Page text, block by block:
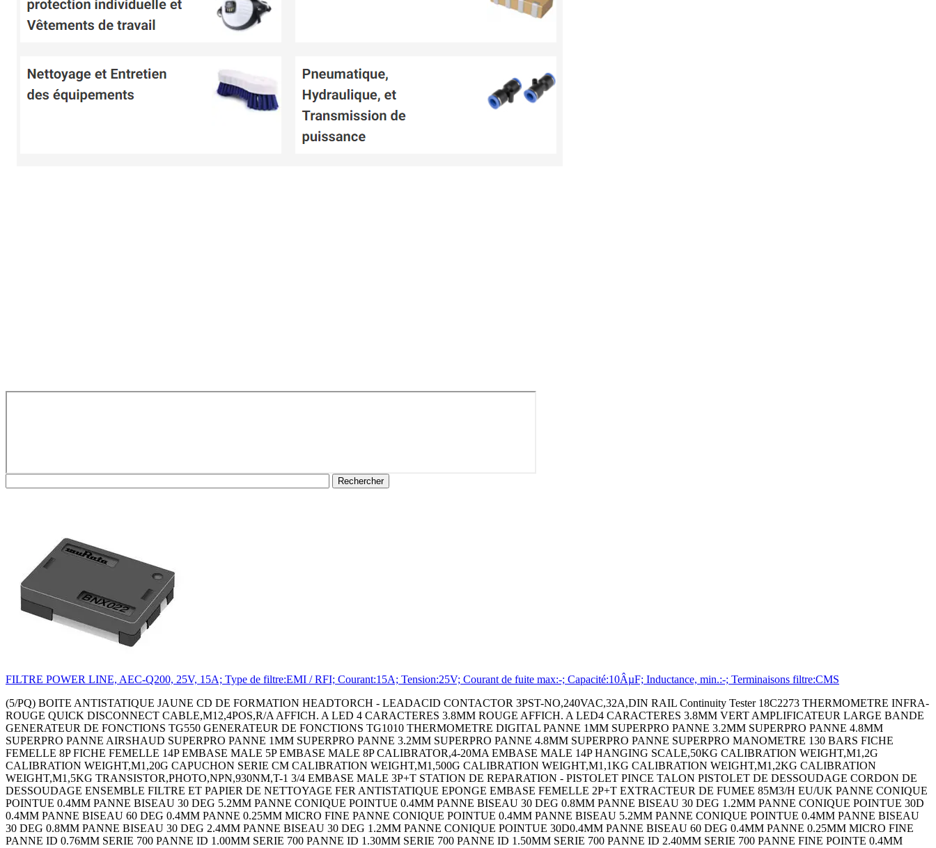
FILTRE POWER LINE, AEC-Q200, 25V, 15A; Type de filtre:EMI / RFI; Courant:15A; Tension:25V; Courant de fuite max:-; Capacité:10ÂµF; Inductance, min.:-; Terminaisons filtre:CMS
(5/PQ) BOITE ANTISTATIQUE JAUNE CD DE FORMATION HEADTORCH - LEADACID CONTACTOR 3PST-NO,240VAC,32A,DIN RAIL Continuity Tester 18C2273 THERMOMETRE INFRA-ROUGE QUICK DISCONNECT CABLE,M12,4POS,R/A AFFICH. A LED 4 CARACTERES 3.8MM ROUGE AFFICH. A LED4 CARACTERES 3.8MM VERT AMPLIFICATEUR LARGE BANDE GENERATEUR DE FONCTIONS TG550 GENERATEUR DE FONCTIONS TG1010 THERMOMETRE DIGITAL PANNE 1MM SUPERPRO PANNE 3.2MM SUPERPRO PANNE 4.8MM SUPERPRO PANNE AIRSHAUD SUPERPRO PANNE 1MM SUPERPRO PANNE 3.2MM SUPERPRO PANNE 4.8MM SUPERPRO PANNE SUPERPRO MANOMETRE 130 BARS FICHE FEMELLE 8P FICHE FEMELLE 14P EMBASE MALE 5P EMBASE MALE 8P CALIBRATOR,4-20MA EMBASE MALE 14P HANGING SCALE,50KG CALIBRATION WEIGHT,M1,2G CALIBRATION WEIGHT,M1,20G CAPUCHON SERIE CM CALIBRATION WEIGHT,M1,500G CALIBRATION WEIGHT,M1,1KG CALIBRATION WEIGHT,M1,2KG CALIBRATION WEIGHT,M1,5KG TRANSISTOR,PHOTO,NPN,930NM,T-1 3/4 EMBASE MALE 3P+T STATION DE REPARATION - PISTOLET PINCE TALON PISTOLET DE DESSOUDAGE CORDON DE DESSOUDAGE ENSEMBLE FILTRE ET PAPIER DE NETTOYAGE FER ANTISTATIQUE EPONGE EMBASE FEMELLE 2P+T EXTRACTEUR DE FUMEE 85M3/H EU/UK PANNE CONIQUE POINTUE 0.4MM PANNE BISEAU 30 DEG 5.2MM PANNE CONIQUE POINTUE 0.4MM PANNE BISEAU 30 DEG 0.8MM PANNE BISEAU 30 DEG 1.2MM PANNE CONIQUE POINTUE 30D 0.4MM PANNE BISEAU 60 DEG 0.4MM PANNE 0.25MM MICRO FINE PANNE CONIQUE POINTUE 0.4MM PANNE BISEAU 5.2MM PANNE CONIQUE POINTUE 0.4MM PANNE BISEAU 30 DEG 0.8MM PANNE BISEAU 30 DEG 2.4MM PANNE BISEAU 30 DEG 1.2MM PANNE CONIQUE POINTUE 30D0.4MM PANNE BISEAU 60 DEG 0.4MM PANNE 0.25MM MICRO FINE PANNE ID 0.76MM SERIE 700 PANNE ID 1.00MM SERIE 700 PANNE ID 1.30MM SERIE 700 PANNE ID 1.50MM SERIE 700 PANNE ID 2.40MM SERIE 700 PANNE FINE POINTE 0.4MM PANNE LAME 6.4MM PANNE LAME 15.8MM PANNE LAME 20.6MM PANNE LAME TSOP 10.2MM PANNE LAME 28MM PANNE COURBEE POINTE 1.3MM PANNE MULTI LEAD HOOF PANNE MINI HOOF PANNE LAME 15.7MM PANNE MULTI LEAD KNIFE PANNE MULTI LEAD HOOF PANNE MINI HOOF PANNE CHIP 0805 600 SERIES PANNE CHIP 1206/1210 PANNE CHIP 1808 1812 PANNE SOT 23 600 SERIES PANNE SOIC 8 600 SERIES PANNE SOIC 14 16 PANNE TSOP 600 SERIES PANNE 402 0603 600 SERIES PANNE QFP 100 700 SERIES PANNE CONIQUE POINTUE 0.8MM PANNE BISEAU 30DEG 0.8MM PANNE CONIQUE POINTUE 0.4MM PANNE BISEAU 30DEG 2.4MM PANNE BISEAU 30DEG 1.6MM PANNE BISEAU 30DEG 1.5MM PANNE MINI HOOF 700 SERIES PANNE CONIQUE BISEAU 0.8MM PANNE CONIQUE POINTUE 0.4MM PANNE POINTUE 30DEG 0.4MM PANNE CONIQUE POINTUE 0.8MM PANNE BISEAU 30DEG 0.8MM PANNE CONIQUE POINTUE 0.4MM PANNE BISEAU 30DEG 2.4MM PANNE BISEAU 30DEG 1.6MM PANNE BISEAU 30DEG 1.5MM PANNE MINI HOOF 700 SERIES PANNE CONIQUE BISEAU 0.8MM PANNE CONIQUE POINTUE 0.4MM PANNE POINTUE 30DEG 0.4MM PRE FILTRE POUR SYSTEME BVX (5PQ) FILTRE PRINCIPALE POUR SYSTEME BVX BRAS ANTISTATIQUE- 600MM ENCLOSURE,HAND HELD,PLASTIC,BLACK ENCLOSURE,HAND HELD,PLASTIC,BLACK COFFRET HH 100 FT PP3 NOIR COFFRET HH 100 LCD NB CREME COFFRET HH 100 LCD 4AA CREME COFFRET HH 100 LCD PP3 CREME COFFRET HH 100 LCD NB NOIR COFFRET HH 100 LCD 4AA NOIR COFFRET HH 100 LCD PP3 NOIR COQUE DE PROTECT. BLEU POUR BOITIER 100 COQUE DE PROTECT. BLEU POUR BOITIER 100 COQUE DE PROTECT. ORANGE POUR BOITIER100 COQUE DE PROTECT. JAUNE POUR BOITIER 100 COQUE DE PROTECT. ROUGE POUR BOITIER 100 COQUE DE PROTECT. NOIRE POUR BOITIER 100 COFFRET HH 90 NB NOIR COFFRET HH90 LCD PP3 NOIR COQUE DE PROTECT. BLEU POUR BOITIER 90 COQUE DE PROTECT. JAUNE POUR BOITIER 90 COQUE DE PROTECT. NOIRE POUR BOITIER 90 COFFRET HH55 RT NB GY COFFRET HH55 RT 2AA GY COFFRET HH55 RT 4AA GY COFFRET HH55 RT PP3 GY COFFRET HH55 RT NB NOIR COFFRET HH55 RT 2AA NOIR COFFRET HH55 RT 4AA NOIR COFFRET HH55 RT PP3 NOIR COQUE DE PROTECT. BLEU POUR BOITIER 55 COQUE DE PROTECT. ORANGE POUR BOITIER 55 COQUE DE PROTECT. JAUNE POUR BOITIER 55 COQUE DE PROTECT. ROUGE POUR BOITIER 55 COQUE DE PROTECT. NOIRE POUR BOITIER 55 COFFRET HH40 RT NB CREME COFFRET HH40 RT PP3 CREME COFFRET HH40 RT NB NOIR COFFRET HH40 RT PP3 NOIR COFFRET HH40 FT PP3 CREME COFFRET HH40 FT NB NOIR COFFRET HH40 FT PP3 NOIR COQUE DE PROTECT. BLEU POUR BOITIER 40 COQUE DE PROTECT. BLEU POUR BOITIER 40 COQUE DE PROTECT. ORANGE POUR BOITIER 40 COQUE DE PROTECT. JAUNE POUR BOITIER 40 COQUE DE PROTECT. ROUGE POUR BOITIER 40 COQUE DE PROTECT. NOIRE POUR BOITIER 40 CEINTURE A CLIP NOIR CEINTURE A CLIP CREME PANNEAU DÂ´EXTENSION 100 NOIR SWITCH,SLIDE,SPDT,100mA,THROUGH HOLE CAPACITOR PP FILM 0.22UF,400V,5%,RADIAL BOARD-BOARD CONNECTOR HEADER 20WAY,2ROW RESISTOR,WIREWOUND,0.5 OHM,1W,5% RESISTOR,WIREWOUND,100 OHM,1W,5% RESISTOR,WIREWOUND,300OHM,1W,5% RESISTOR,WIREWOUND,500 OHM,1W,5% RESISTOR,WIREWOUND,240 OHM,5W,5% RESISTOR,WIREWOUND,68 OHM,5W,5% BIPOLAR TRANSISTOR,NPN,80V TO-220 DC-DC CONV,ISO POL,1 O/P,504W,42A,12V DC-DC CONV,ISO POL,1 O/P,504W,18A,2 CRYSTAL,3.6864MHZ,16PF,SMD CRYSTAL,32.768KHZ,6PF,SMD FUSE BLOCK,CLASS CC FUSE FUSE BLOCK,CLASS CC FUSE FUSE BLOCK,10.3 X 38MM FUSE BLOCK,10.3 X 38MM CONTACT,RECEPTACLE,24-18AWG,CRIMP RESISTOR,CURRENT SENSE,50 OHM,15W,1% CAPOT DATAMATE 2MM 12 VOIES RESISTOR,CURRENT SENSE,100KOHM,25W,1% RESISTOR,CURRENT SENSE,1KOHM,30W,1% RESISTOR,CURRENT SENSE,2KOHM,30W,1% SAFETY RELAY,SPST-NO,115VAC,4A SAFETY RELAY,SPST-NO,24VDC,4A TAPE,RETRO REFLECTIVE,25MMX2.5M SENSOR REFLECTOR SENSOR REFLECTOR SENSOR CABLE ASSEMBLY SENSOR MOUNTING BRACKET SENSOR MOUNTING BRACKET PHOTOELECTRIC SENSOR PHOTOELECTRIC SENSOR,0MM TO 43MM,NPN/PNP OUTPUT PHOTOELECTRIC SENSOR PHOTOELECTRIC SENSOR PHOTOELECTRIC SENSOR PHOTOELECTRIC SENSOR CAPOT DATAMATE 2MM 16 VOIES CAPOT DATAMATE 2MM 20 VOIES CIRCUIT BREAKER,HYD-MAG,1P,125V,10A CIRCUIT BREAKER,HYD-MAG,1P,250V,2A CIRCUIT BREAKER,HYD-MAG,1P,250V,5A MOSFET MICRO SWITCH,ROLLER LEVER SPDT 10A 250V SIDE ENTRY HOOD SIZE PG21 ALUMINIUM ALLOY BULKHEAD HOUSING,SIZE 3A,PLASTIC RESISTOR,METAL FILM,49.9 OHM,400mW,1% PINCE A SERTIR RESISTOR,WIREWOUND,33 OHM,5W,5% Wirewound Resistor Wirewound Resistor Wirewound Chassis Mount Wirewound Chassis Mount DIODE MODULE,100V,40A,D-55 DIODE MODULE,100V,70A,D-55 Hook-Up Wire MOUNTING BRACKET MOUNTING BRACKET Hand Held Enclosure TERMINAL,FEMALE DISCONNECT,0.25IN BLUE Ceramic Multilayer Capacitor Capacitance CAPACITOR POLY FILM FILM 1UF,5%,63V, CIRCUIT BREAKER,THERMAL,1P,250V,15A Power Rectifier Diode STANDARD DIODE,35A,800V,DO-203AB TERMINAL BLOCK,PCB,10POS,24-12AWG CONTACT,PIN,14AWG,CRIMP TERMINAL BLOCK,DIN RAIL,2POS,26-14AWG Cable Leaded Process Compatible:Yes SHLD MULTICOND CABLE,5COND,24AWG,1000 CIRCUIT BREAKER,THERMAL MAG,2P,20A MICRO SWITCH,HINGE LEVER,SPDT 15A 250V CHIP INDUCTOR,82NH 300MA 5% 900MHZ CAPACITOR ALUM ELEC 100UF,100V,20%,AXIAL MEASURING,RULER,RULER,MEASURING,RULE CRIMPALL 8000 CRIMPER W/DIE Analog Switch IC On-Resistance,Rds(on): IC,OP-AMP,525KHZ,0.43V/ us,DIP-14 SIP SOCKET,3POS,THROUGH HOLE LED,RED,T-1 3/4 (5MM),11CD,622NM EMBASE DIN FEMELLE 3P LAMP,STACKABLE,IND,RED/GRN/AMB LENS,RECTANGULAR,WHITE CIRCULAR CONNECTOR RCPT,SIZE 14S,6POS,WALL CIRCULAR CONNECTOR PLUG SIZE 13,22POS, RESISTOR,METAL FILM,1 MOHM,3 W,5% ENCLOSURE,BOX,ALUMINIUM,GRAY ENCLOSURE,BOX,ALUMINIUM,GRAY ENCLOSURE,BOX,ALUMINIUM ENCLOSURE,BOX,ALUMINIUM,GRAY ENCLOSURE,BOX,ALUMINIUM ENCLOSURE,BOX,ALUMINIUM,GRAY ENCLOSURE,BOX,ALUMINIUM,GRAY ENCLOSURE,BOX,ALUMINIUM,GRAY CIRCULAR CONNECTOR PLUG,SIZE 22,3POS,CABLE CABLE GLAND (CLAMP) CONTACT,SOCKET,14AWG,CRIMP POWER RELAY,DPDT,110VDC,10A,PC BOARD EMBASE DIN FEMELLES 5P EMBASE DIN FEMELLE 5P TERMINAL,COMPRESSION LUG,3/8IN,CRIMP MICRO SWITCH PIN PLUNGER SPST-NO 5A 250V MICRO SWITCH PIN PLUNGER SPDT 10.1A 250V TVS Diode FICHE DIN FEMELLE 7P TERMINAL BLOCK,BARRIER,3POS,22-12AWG ZENER DIODE,5W,16V,AXIAL FICHE DIN FEMELLE 8P PIECE THERMORETRACTABLE COUDEE TUBE HAUTE TEMPERATURE KYNAR NOIR 1.2M PASSE-FIL THERMORETRACTABLE PASSE-FIL THERMORETRACTABLE 1.2M FICHE DIN FEMELLE 4P GAINE THERMO 12.7MM NOIR 6M FICHE DIN FEMELLE 5P CAPACITOR TANT,150UF,16V,RADIAL 10% CAPACITOR TANT,330UF,6.3V,RADIAL 20% DARLINGTON TRANSISTOR,PNP,-80V,TO-126 FICHE DIN FEMELLE 5P SWITCH,TOGGLE,DPDT,6A,250V SCHOTTKY RECTIFIER,30mA,5V,DO-35 ZENER DIODE,1W,110V,AXIAL STANDARD DIODE,3A,1KV,DO-15 METAL OXIDE VARISTOR,31V,80V,16MM DIS FICHE DIN FEMELLE 6P Zener Diode Bridge Rectifier TRIAC,400V,800mA,TO-92 BIPOLAR TRANSISTOR,PNP,-140V TO-3 IC,QUAD OR GATE,2I/P,DIP-14 FICHE DIN FEMELLE 8P F OITIER. SMART XL COFFRET UNIMET VERSION 2 KIT DE MONTAGE CI UNIMET COFFRET UNIDESK VERSION M200 COFFRET ALUCASE AC 090 COFFRET ALUCASE AC 092 COFFRET ALUCASE ACF 132 COFFRET ALUCASE AC 150 COFFRET ALUCASE ACF 152 BOITIER. ABS CH-4 BOITIER. ABS CH-6 BOITIER. ABS CH-8 BOITIER. ABS CH-8 BOITIER. ABS H-45 BOITIER. ABS H-65 LUBRICANT,375ML,AEROSOL CLOU M2.5X22 PQ250 DIODE,STANDARD,1A,200V,DO-41 FLASQUE DÂ´EXTREMITE GRIS 2.5MM CARTE DE REPERAGE 1-50 (X2) HORIZONTALE INDUCTIVE PROXIMITY SENSOR,3MM,12VDC TO 24VDC ISOLATEUR 3P 25A Ceramic chip capacitor,22 uF,10 VDC,c CERAMIC CHIP CAPACITOR,10 UF,6.3 VDC WIRE-BOARD CONNECTOR,MALE,3POS,1ROW SUPPORT DE CHAINE PORTE CABLE PQ2 SUPPORT DE CHAINE PORTE CABLE PQ2 RESISTOR,WIREWOUND,50 OHM,1W,5% RESISTOR,WIREWOUND,20 OHM,5W,5% Power Resistor BIPOLAR TRANSISTOR,PNP,-120V,TO-220 CONNECTOR CONNECTOR LED,RED,T-1 3/4 (5MM),5MCD,700NM CRYSTAL,10MHZ,16PF,SMD FUSE BLOCK,CLASS CC FUSE FUSE BLOCK,CLASS CC FUSE TERMINAL,MALE DISCONNECT,0.187IN,BLUE TERMINAL,RING TONGUE,#8,CRIMP,BLUE RESISTOR,CURRENT SENSE,0.02 OHM,15W,5% QUICK DISCONNECT CABLE,M12 4POS STRAIGHT QUICK DISCONNECT CABLE,M12,4POS,R/A QUICK DISCONNECT CABLE,M12 4POS STRAIGHT SENSOR MOUNTING BRACKET PHOTOELECTRIC SENSOR CIRCUIT PROTECTOR,HYD-MAG,1P,240V,5A CIRCUIT BREAKER,HYD-MAG,1P,250V,1A SCHOTTKY RECTIFIER,3A 20V DO-201AD Connector Dust Cap For Use With:MIL-C-38 Connector Dust Cap RESISTOR,METAL FILM,249 OHM,600mW,1% Tools,Extractors CAPACITOR CERAMIC 100PF 50V,C0G,5%,AXIAL CAPACITOR CERAMIC 1000PF 50V,C0G,5%,AXIAL MICRO SWITCH,PIN PLUNGER,SPDT 15A 250V CAPACITOR POLY FILM FILM 1UF,10%,63V, CAPACITOR TANT,10UF,50V,AXIAL 10% Wirewound Resistor Wirewound Chassis Mount LAMP,STACKABLE,IND,RYG Indicating Light - 3 Lights - D - 24V AC Indicating Light - 3 Lights - D